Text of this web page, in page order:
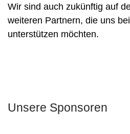
Wir sind auch zukünftig auf
weiteren Partnern, die uns
unterstützen möchten.
Unsere Sponsoren